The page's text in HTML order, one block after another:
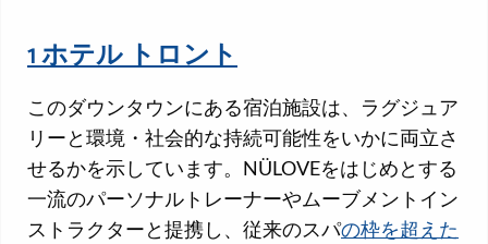
1 ホテル トロント
このダウンタウンにある宿泊施設は、ラグジュア
リーと環境・社会的な持続可能性をいかに両立さ
せるかを示しています。NÜLOVEをはじめとする
一流のパーソナルトレーナーやムーブメントイン
ストラクターと提携し、従来のスパの枠を超えた